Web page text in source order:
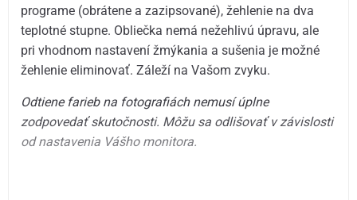
programe (obrátene a zazipsované), žehlenie na dva
teplotné stupne. Obliečka nemá nežehlivú úpravu, ale
pri vhodnom nastavení žmýkania a sušenia je možné
žehlenie eliminovať. Záleží na Vašom zvyku.
Odtiene farieb na fotografiách nemusí úplne
zodpovedať skutočnosti. Môžu sa odlišovať v závislosti
od nastavenia Vášho monitora.